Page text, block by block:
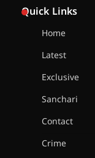
Quick Links
Home
Latest
Exclusive
Sanchari
Contact
Crime